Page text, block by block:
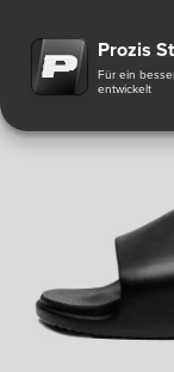
Prozis
Für ein
entwickelt